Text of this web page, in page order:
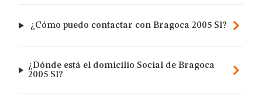
¿Cómo puedo contactar con Bragoca 2005 Sl?
¿Dónde está el domicilio Social de Bragoca
2005 Sl?